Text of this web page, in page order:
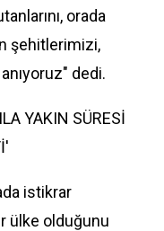
orada
şehitlerimizi,
dedi.
YAKIN SÜRESİ
istikrar
ülke olduğunu